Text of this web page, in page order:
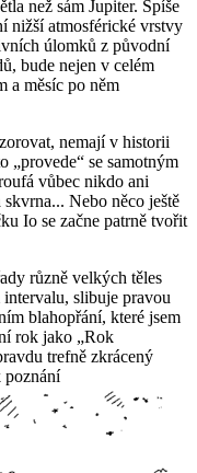
než sám Jupiter. Spíše
nižší atmosférické vrstvy
úlomků z původní
bude nejen v celém
a měsíc po něm
nemají v historii
„provede“ se samotným
vůbec nikdo ani
Nebo něco ještě
Io se začne patrně tvořit
různě velkých těles
intervalu, slibuje pravou
blahopřání, které jsem
rok jako „Rok
trefně zkrácený
poznání